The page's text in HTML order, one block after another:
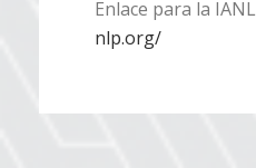
Enlace para la
nlp.org/